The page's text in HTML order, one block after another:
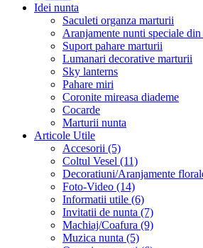
Idei nunta
Saculeti organza marturii
Aranjamente nunti speciale din
Suport pahare marturii
Lumanari decorative marturii
Sky lanterns
Pahare miri
Coronite mireasa diademe
Cocarde
Marturii nunta
Articole Utile
Accesorii (5)
Coltul Vesel (11)
Decoratiuni/Aranjamente
Foto-Video (14)
Informatii utile (6)
Invitatii de nunta (7)
Machiaj/Coafura (9)
Muzica nunta (5)